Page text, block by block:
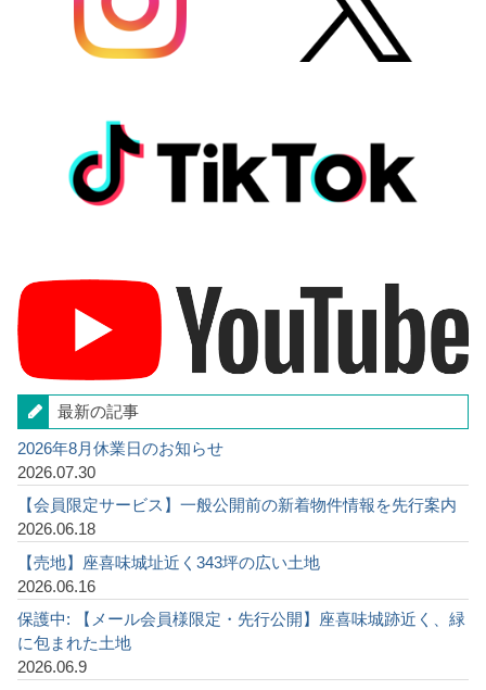
最新の記事
2026年8月休業日のお知らせ
2026.07.30
【会員限定サービス】一般公開前の新着物件情報を先行案内
2026.06.18
【売地】座喜味城址近く343坪の広い土地
2026.06.16
保護中: 【メール会員様限定・先行公開】座喜味城跡近く、緑
に包まれた土地
2026.06.9